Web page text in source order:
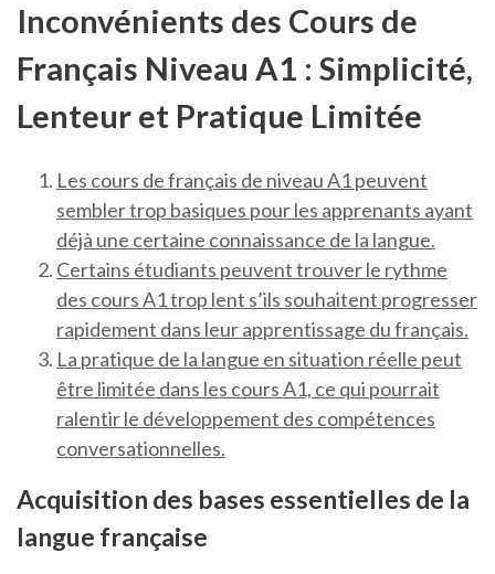
Inconvénients des Cours de
Français Niveau A1 : Simplicité,
Lenteur et Pratique Limitée
Les cours de français de niveau A1 peuvent
sembler trop basiques pour les apprenants ayant
déjà une certaine connaissance de la langue.
Certains étudiants peuvent trouver le rythme
des cours A1 trop lent s’ils souhaitent progresser
rapidement dans leur apprentissage du français.
La pratique de la langue en situation réelle peut
être limitée dans les cours A1, ce qui pourrait
ralentir le développement des compétences
conversationnelles.
Acquisition des bases essentielles de la
langue française